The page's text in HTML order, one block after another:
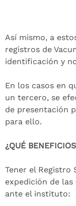
Así mismo, a
registros de
identificación y
En los casos en
un tercero, se
de presentación
para ello.
¿QUÉ
Tener el Registro
expedición de
ante el instituto: